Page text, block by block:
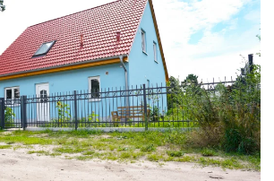
zoom in